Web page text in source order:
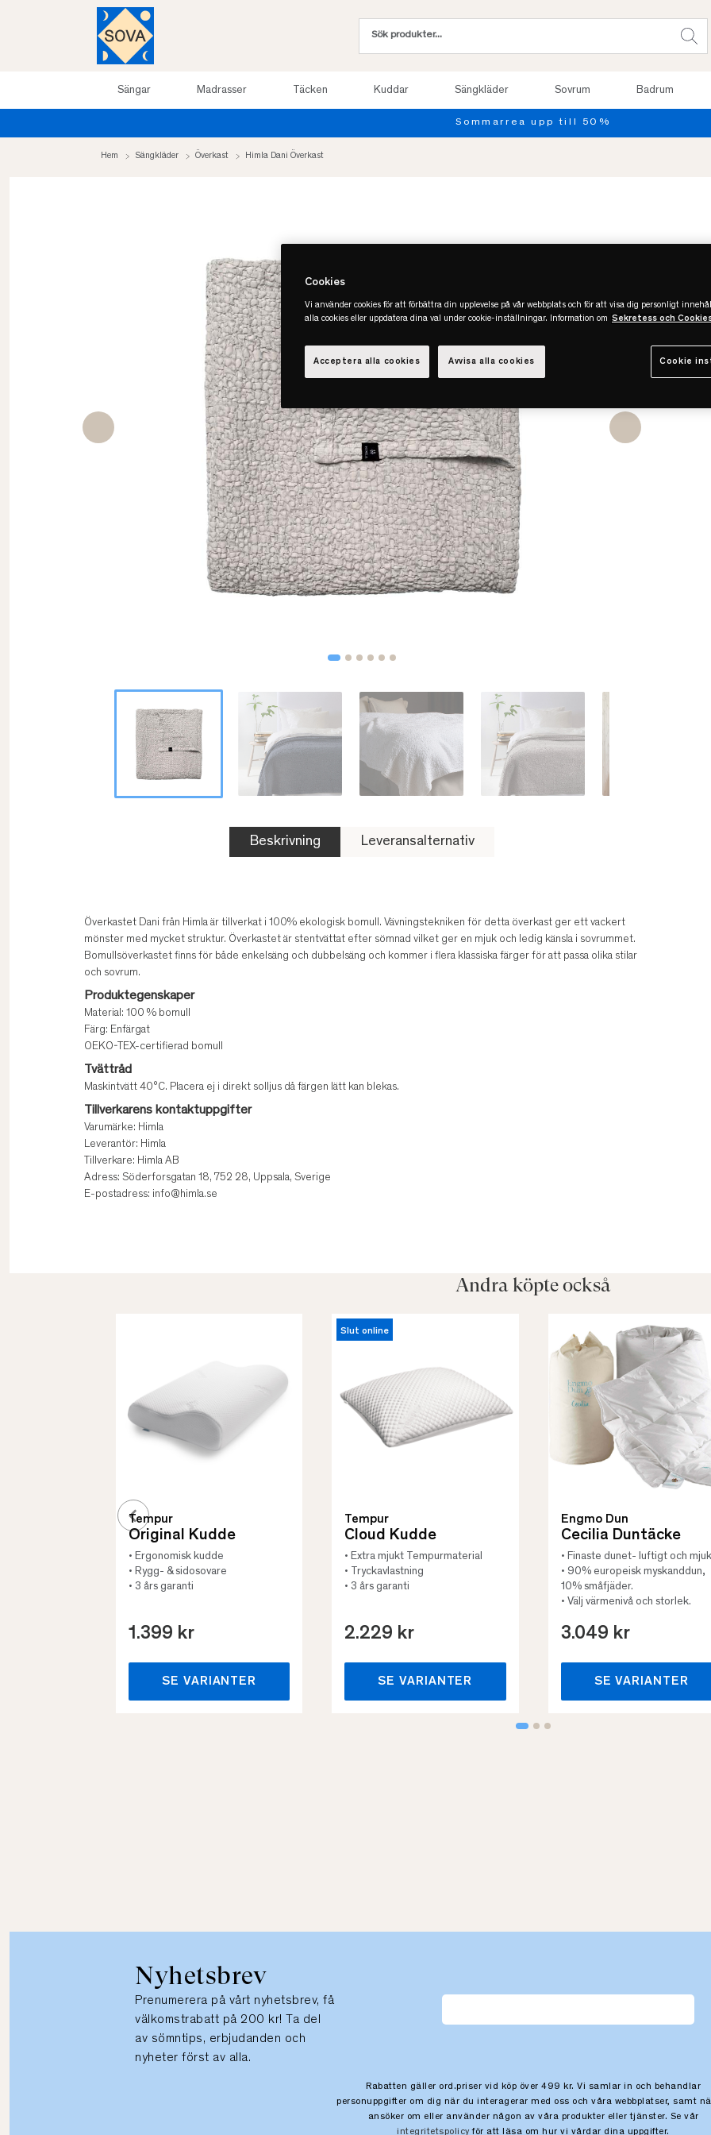
Sängar Madrasser Täcken Kuddar Sängkläder Sovrum Badrum
Hem Sängkläder Överkast Himla Dani Överkast
Beskrivning Leveransalternativ
Överkastet Dani från Himla är tillverkat i 100% ekologisk bomull. Vävningstekniken för detta överkast ger ett vackert
mönster med mycket struktur. Överkastet är stentvättat efter sömnad vilket ger en mjuk och ledig känsla i sovrummet.
Bomullsöverkastet finns för både enkelsäng och dubbelsäng och kommer i flera klassiska färger för att passa olika stilar
och sovrum.
Produktegenskaper
Material: 100 % bomull
Färg: Enfärgat
OEKO-TEX-certifierad bomull
Tvättråd
Maskintvätt 40°C. Placera ej i direkt solljus då färgen lätt kan blekas.
Tillverkarens kontaktuppgifter
Varumärke: Himla
Leverantör: Himla
Tillverkare: Himla AB
Adress: Söderforsgatan 18, 752 28, Uppsala, Sverige
E-postadress: info@himla.se
Andra köpte också
Tempur
Original Kudde
• Ergonomisk kudde
• Rygg- & sidosovare
• 3 års garanti
1.399 kr
SE VARIANTER
Slut online
Tempur
Cloud Kudde
• Extra mjukt Tempurmaterial
• Tryckavlastning
• 3 års garanti
2.229 kr
SE VARIANTER
Engmo Dun
Cecilia Duntäcke
• Finaste dunet- luftigt och
• 90% europeisk myskanddun,
10% småfjäder.
• Välj värmenivå och storlek.
3.049 kr
SE VARIANTER
Nyhetsbrev
Prenumerera på vårt nyhetsbrev, få
välkomstrabatt på 200 kr! Ta del
av sömntips, erbjudanden och
nyheter först av alla.
Rabatten gäller ord.priser vid köp över 499 kr. Vi samlar in och behandlar
personuppgifter om dig när du interagerar med oss och våra webbplatser, samt
ansöker om eller använder någon av våra produkter eller tjänster. Se vår
integritetspolicy för att läsa om hur vi vårdar dina uppgifter.
Cookies
Vi använder cookies för att förbättra din upplevelse på vår webbplats och för att visa dig personligt
alla cookies eller uppdatera dina val under cookie-inställningar. Information om Sekretess och
Cookie
Avvisa alla cookies
Acceptera alla cookies